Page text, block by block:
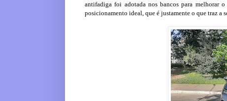
antifadiga foi adotada nos bancos para melhorar
posicionamento ideal, que é justamente o que traz a